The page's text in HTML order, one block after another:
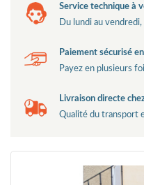
Service technique à
Du lundi au
Paiement sécurisé
Payez en plusieurs
Livraison directe
Qualité du transport